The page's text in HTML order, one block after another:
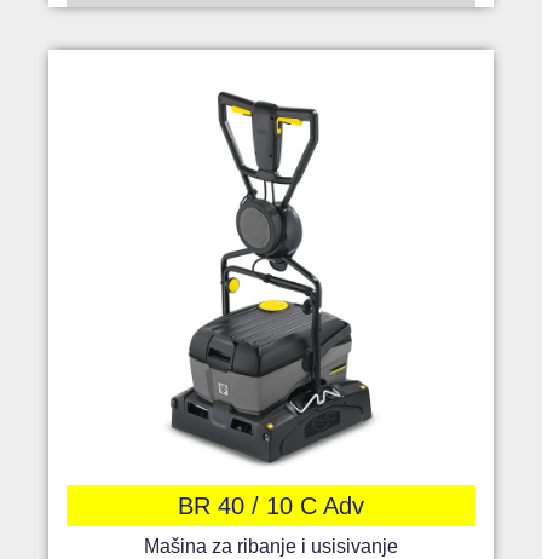
BR 40 / 10 C Adv
Mašina za ribanje i usisivanje